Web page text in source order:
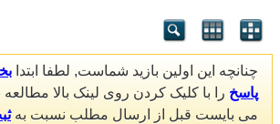
چنانچه این اولین بازید شماست, لطفا ابتدا
پاسخ را با کلیک کردن روی لینک بالا مطالعه
می بایست قبل از ارسال مطلب نسبت به